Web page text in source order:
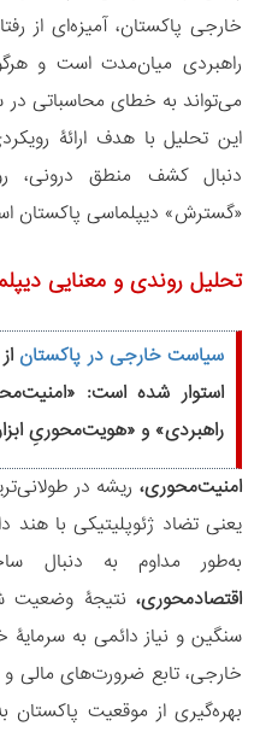
خارجی پاکستان، آمیزه‌ای از
راهبردی میان‌مدت است و
می‌تواند به خطای محاسباتی
این تحلیل با هدف ارائۀ
دنبال کشف منطق درونی،
«گسترش» دیپلماسی پاکستان
تحلیل روندی و معنایی
سیاست خارجی در پاکستان
استوار شده است:
راهبردی» و «هویت‌محوریِ
امنیت‌محوری، ریشه در
یعنی تضاد ژئوپلیتیکی با هند
به‌طور مداوم به دنبال
اقتصادمحوری، نتیجۀ وضعیت
سنگین و نیاز دائمی به
خارجی، تابع ضرورت‌های مالی
بهره‌گیری از موقعیت پاکستان